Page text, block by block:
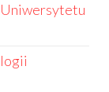
Uniwersytetu